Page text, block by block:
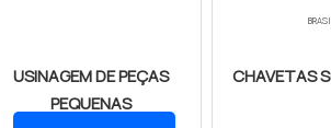
USINAGEM DE PEÇAS
PEQUENAS
CHAVETAS